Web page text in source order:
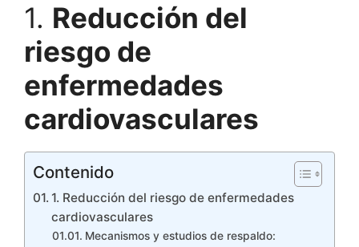
1. Reducción del
riesgo de
enfermedades
cardiovasculares
Contenido
1. Reducción del riesgo de enfermedades
cardiovasculares
Mecanismos y estudios de respaldo: